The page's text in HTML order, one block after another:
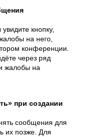
кнопку,
на него,
конференции.
через ряд
жалобы на
при создании
сообщения для
их позже. Для